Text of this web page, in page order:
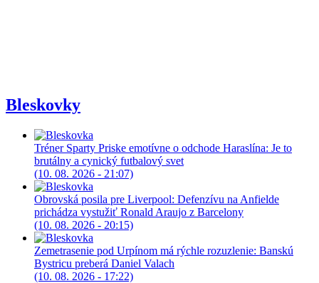
Bleskovky
Tréner Sparty Priske emotívne o odchode Haraslína: Je to
brutálny a cynický futbalový svet
(10. 08. 2026 - 21:07)
Obrovská posila pre Liverpool: Defenzívu na Anfielde
prichádza vystužiť Ronald Araujo z Barcelony
(10. 08. 2026 - 20:15)
Zemetrasenie pod Urpínom má rýchle rozuzlenie: Banskú
Bystricu preberá Daniel Valach
(10. 08. 2026 - 17:22)